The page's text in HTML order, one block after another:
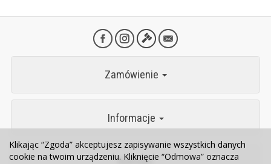
Zamówienie
Informacje
Kontakt
Klikając “Zgoda” akceptujesz zapisywanie wszystkich danych
cookie na twoim urządzeniu. Kliknięcie “Odmowa” oznacza